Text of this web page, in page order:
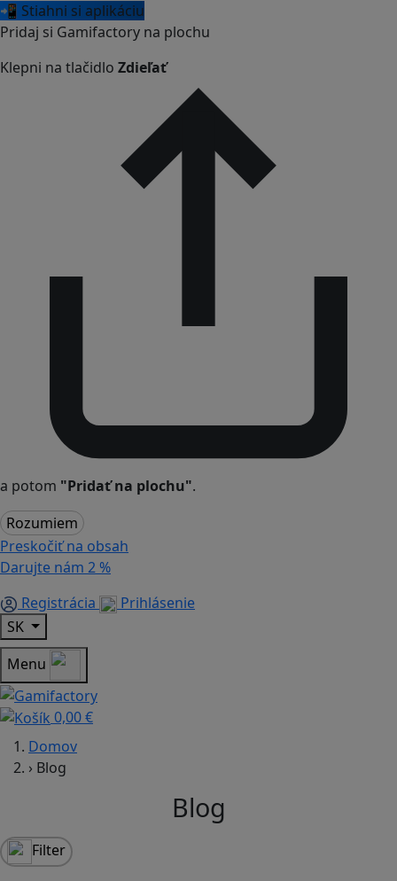
📲 Stiahni si aplikáciu
Pridaj si Gamifactory na plochu
Klepni na tlačidlo Zdieľať
a potom "Pridať na plochu".
Rozumiem
Preskočiť na obsah
Darujte nám 2 %
Registrácia
Prihlásenie
SK
Menu
0,00 €
Domov
› Blog
Blog
Filter